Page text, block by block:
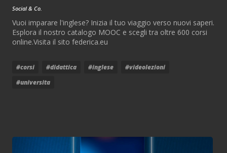
Social & Co.
Vuoi imparare l'inglese? Inizia il tuo viaggio verso nuovi saperi.
Esplora il nostro catalogo MOOC e scegli tra oltre 600 corsi
online.Visita il sito federica.eu
#corsi #didattica #inglese
#videolezioni
#universita